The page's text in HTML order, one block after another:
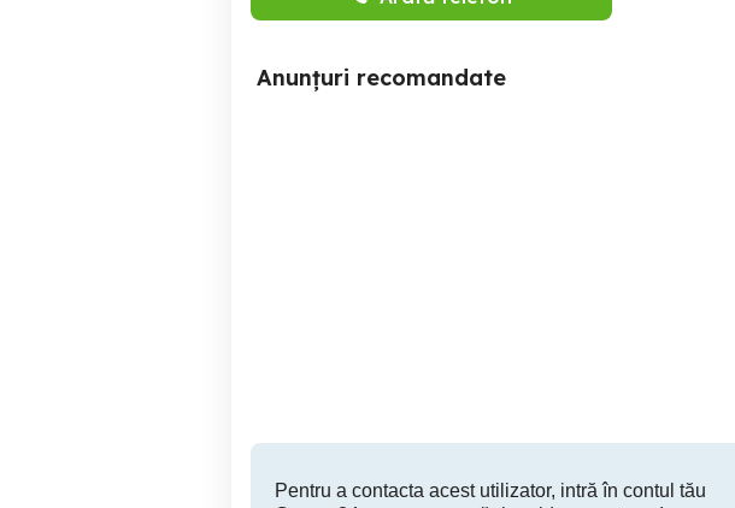
Anunțuri recomandate
Pentru a contacta acest utilizator, intră în contul tău